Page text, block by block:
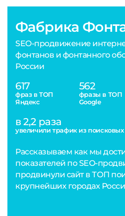
Фабрика
SEO-продвижение
фонтанов и фонтанного
России
617
фраз в ТОП
Яндекс
562
фразы в ТОП
Google
в 2,2 раза
увеличили трафик из
Рассказываем как мы
показателей по SEO-
продвинули сайт в ТОП
крупнейших городах